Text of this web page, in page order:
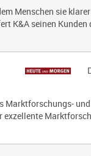
Menschen sie
K&A seinen Kunden
Marktforschungs-